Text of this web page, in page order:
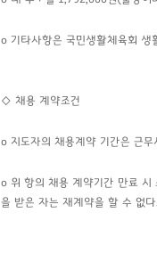
o 기타사항은 국민생활체육회 생
◇ 채용 계약조건
o 지도자의 채용계약 기간은 근
o 위 항의 채용 계약기간 만료 시
을 받은 자는 재계약을 할 수 없다.